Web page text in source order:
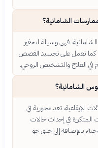
الشامانية؟
فهي وسيلة لتحفيز
كما تعمل على تجسيد القصص
في العلاج والتشخيص الروحي.
الشامانية؟
الإيقاعية، تعد محورية في
في إحداث حالات
بالإضافة إلى خلق جو